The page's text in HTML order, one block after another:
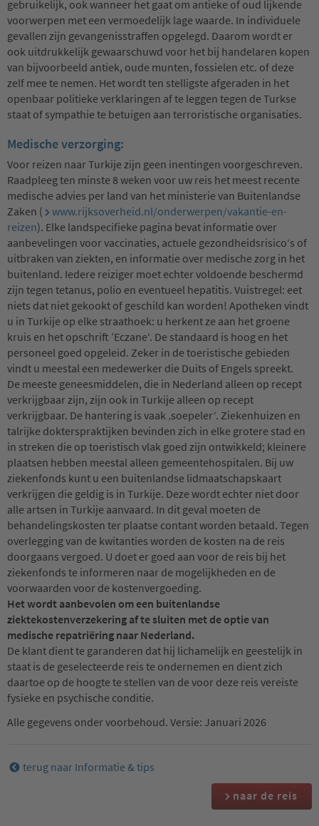
gebruikelijk, ook wanneer het gaat om antieke of oud lijkende
voorwerpen met een vermoedelijk lage waarde. In individuele
gevallen zijn gevangenisstraffen opgelegd. Daarom wordt er
ook uitdrukkelijk gewaarschuwd voor het bij handelaren kopen
van bijvoorbeeld antiek, oude munten, fossielen etc. of deze
zelf mee te nemen. Het wordt ten stelligste afgeraden in het
openbaar politieke verklaringen af te leggen tegen de Turkse
staat of sympathie te betuigen aan terroristische organisaties.
Medische verzorging:
Voor reizen naar Turkije zijn geen inentingen voorgeschreven.
Raadpleeg ten minste 8 weken voor uw reis het meest recente
medische advies per land van het ministerie van Buitenlandse
Zaken (
www.rijksoverheid.nl/onderwerpen/vakantie-en-
reizen). Elke landspecifieke pagina bevat informatie over
aanbevelingen voor vaccinaties, actuele gezondheidsrisico‘s of
uitbraken van ziekten, en informatie over medische zorg in het
buitenland. Iedere reiziger moet echter voldoende beschermd
zijn tegen tetanus, polio en eventueel hepatitis. Vuistregel: eet
niets dat niet gekookt of geschild kan worden! Apotheken vindt
u in Turkije op elke straathoek: u herkent ze aan het groene
kruis en het opschrift ’Eczane‘. De standaard is hoog en het
personeel goed opgeleid. Zeker in de toeristische gebieden
vindt u meestal een medewerker die Duits of Engels spreekt.
De meeste geneesmiddelen, die in Nederland alleen op recept
verkrijgbaar zijn, zijn ook in Turkije alleen op recept
verkrijgbaar. De hantering is vaak ‚soepeler‘. Ziekenhuizen en
talrijke dokterspraktijken bevinden zich in elke grotere stad en
in streken die op toeristisch vlak goed zijn ontwikkeld; kleinere
plaatsen hebben meestal alleen gemeentehospitalen. Bij uw
ziekenfonds kunt u een buitenlandse lidmaatschapskaart
verkrijgen die geldig is in Turkije. Deze wordt echter niet door
alle artsen in Turkije aanvaard. In dit geval moeten de
behandelingskosten ter plaatse contant worden betaald. Tegen
overlegging van de kwitanties worden de kosten na de reis
doorgaans vergoed. U doet er goed aan voor de reis bij het
ziekenfonds te informeren naar de mogelijkheden en de
voorwaarden voor de kostenvergoeding.
Het wordt aanbevolen om een buitenlandse
ziektekostenverzekering af te sluiten met de optie van
medische repatriëring naar Nederland.
De klant dient te garanderen dat hij lichamelijk en geestelijk in
staat is de geselecteerde reis te ondernemen en dient zich
daartoe op de hoogte te stellen van de voor deze reis vereiste
fysieke en psychische conditie.
Alle gegevens onder voorbehoud. Versie: Januari 2026
terug naar Informatie & tips
naar de reis